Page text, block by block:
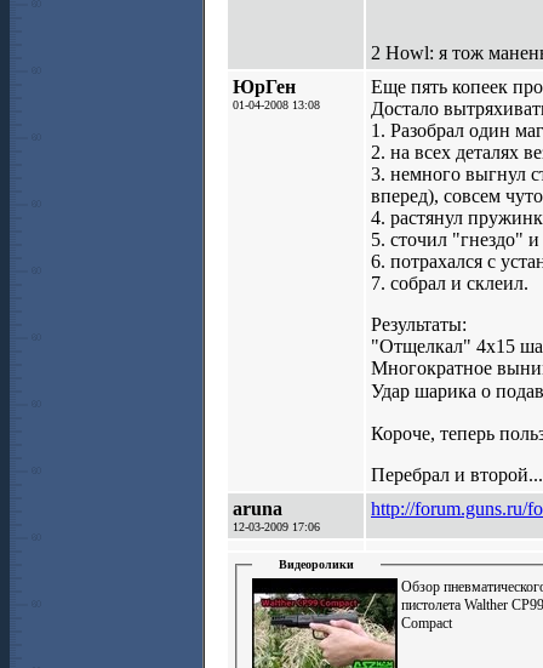
2 Howl: я тож
ЮрГен
01-04-2008 13:08
Еще пять копеек
Достало
1. Разобрал один
2. на всех деталях
3. немного выгнул
вперед), совсем
4. растянул
5. сточил "гнездо"
6. потрахался с
7. собрал и склеил.
Результаты:
"Отщелкал" 4х15
Многократное
Удар шарика о
Короче, теперь
Перебрал и второй...
aruna
12-03-2009 17:06
http://forum.guns.ru/
Видеоролики
Обзор
пистолета Walther CP99
Compact